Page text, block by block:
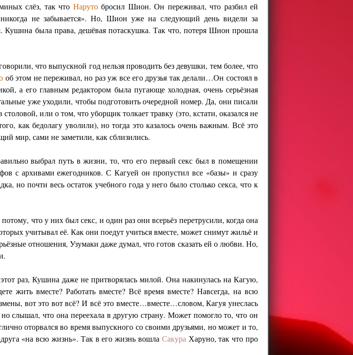
слёз, так что Нарутобросил Шион. Он переживал, что разбил ей
не забывается». Но, Шион уже на следующий день видели за
Кушина была права, дешёвая потаскушка. Так что, потеря Шион прошла
что выпускной год нельзя проводить без девушки, тем более, что
об этом не переживал, но раз уж все его друзья так делали…Он состоял в
а его главным редактором была пугающе холодная, очень серьёзная
уже уходили, чтобы подготовить очередной номер. Да, они писали
или о том, что уборщик толкает травку (это, кстати, оказался не
как бедолагу уволили), но тогда это казалось очень важным. Всё это
мир, сами не заметили, как сблизились.
выбрал путь в жизни, то, что его первый секс был в помещении
с архивами ежегодников. С Кагуей он пропустил все «базы» и сразу
но почти весь остаток учебного года у него было столько секса, что к
что у них был секс, и один раз они всерьёз перетрусили, когда она
учитывал её. Как они поедут учиться вместе, может снимут жильё и
отношения, Узумаки даже думал, что готов сказать ей о любви. Но,
раз, Кушина даже не притворялась милой. Она накинулась на Кагую,
жить вместе? Работать вместе? Всё время вместе? Навсегда, на всю
вот это вот всё? И всё это вместе…вместе…словом, Кагуя унеслась
слышал, что она переехала в другую страну. Может помогло то, что он
оторвался во время выпускного со своими друзьями, но может и то,
«на всю жизнь». Так в его жизнь вошла Сакура Харуно, так что про